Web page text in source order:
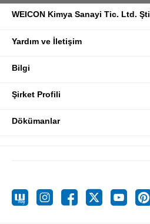
WEICON Kimya Sanayi Tic. Ltd. Şti
Yardım ve İletişim
Bilgi
Şirket Profili
Dökümanlar